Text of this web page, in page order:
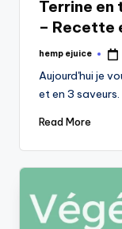
Terrine en
– Recette
Posted
hemp ejuice
Aujourd'hui je
et en 3 saveurs.
Read More